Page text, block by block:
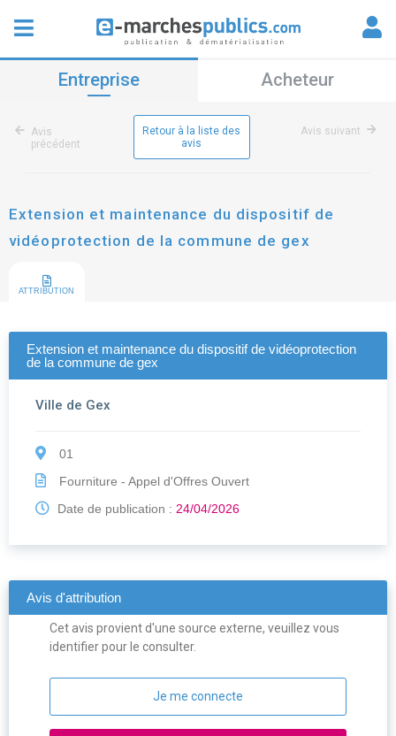
Entreprise Acheteur
Avis
précédent
Retour à la liste des
avis
Avis suivant
Extension et maintenance du dispositif de
vidéoprotection de la commune de gex
ATTRIBUTION
Extension et maintenance du dispositif de vidéoprotection
de la commune de gex
Ville de Gex
01
Fourniture - Appel d'Offres Ouvert
Date de publication : 24/04/2026
Avis d'attribution
Cet avis provient d'une source externe, veuillez vous
identifier pour le consulter.
Je me connecte